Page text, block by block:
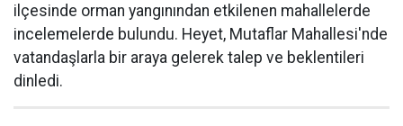
ilçesinde orman yangınından etkilenen mahallelerde
incelemelerde bulundu. Heyet, Mutaflar Mahallesi'nde
vatandaşlarla bir araya gelerek talep ve beklentileri
dinledi.